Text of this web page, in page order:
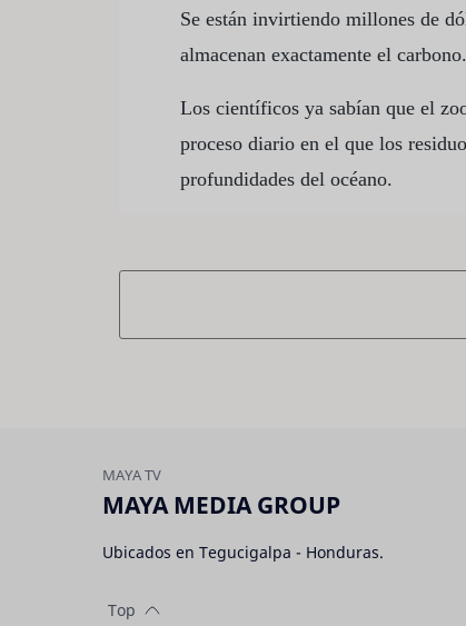
Se están invirtiendo millones de
almacenan exactamente el carbono.
Los científicos ya sabían que el
proceso diario en el que los
profundidades del océano.
MAYA MEDIA GROUP
Ubicados en Tegucigalpa - Honduras.